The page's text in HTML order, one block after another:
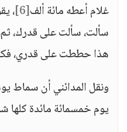
غلام أعطه مائة ألف[6] ،
سألت، سألت على قدرك،
هذا حططت على قدري، فكم
ونقل المدائني أن سماط
يوم خمسمائة مائدة كلها